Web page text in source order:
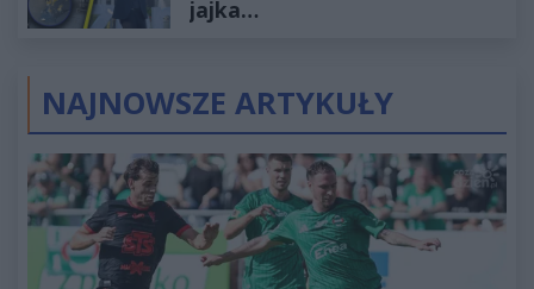
jajka…
NAJNOWSZE ARTYKUŁY